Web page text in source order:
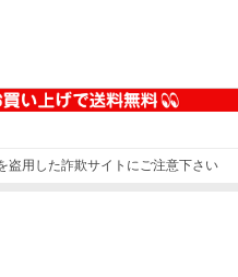
盗用した詐欺サイトにご注意下さい